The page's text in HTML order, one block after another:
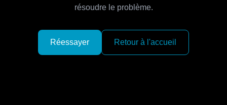
résoudre le problème.
Réessayer Retour à l'accueil